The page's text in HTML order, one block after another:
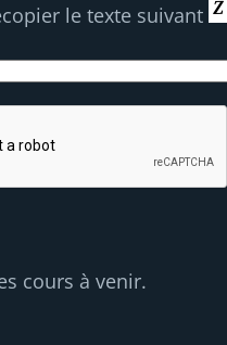
le texte suivant
cours à venir.